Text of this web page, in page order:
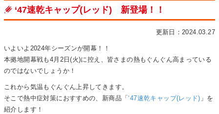
ゲ
ー
ョ
ン
‘47速乾キャップ(レッド) 新登場！！
更新日：2024.03.27
いよいよ2024年シーズンが開幕！！
本拠地開幕戦も4月2日(火)に控え、皆さまの熱もぐんぐん高まっている
のではないでしょうか！
これから気温もぐんぐん上昇してきます。
そこで熱中症対策におすすめの、新商品「‘47速乾キャップ(レッド) 」を
紹介します！